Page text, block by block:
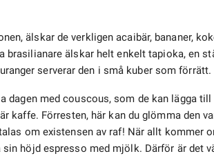
älskar de verkligen acaibär, bananer,
brasilianare älskar helt enkelt tapioka, en
serverar den i små kuber som förrätt.
dagen med couscous, som de kan lägga
kaffe. Förresten, här kan du glömma den
om existensen av raf! När allt kommer
höjd espresso med mjölk. Därför är det